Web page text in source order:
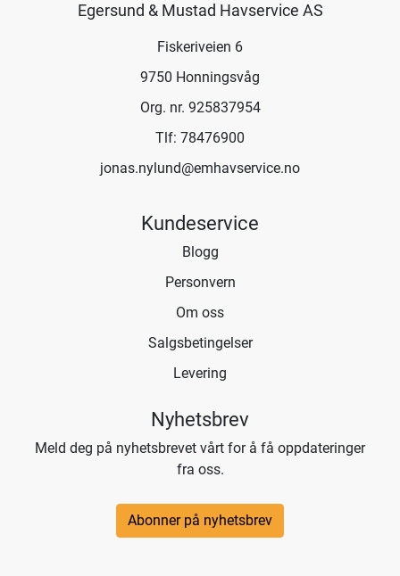
Egersund & Mustad Havservice AS
Fiskeriveien 6
9750 Honningsvåg
Org. nr. 925837954
Tlf: 78476900
jonas.nylund@emhavservice.no
Kundeservice
Blogg
Personvern
Om oss
Salgsbetingelser
Levering
Nyhetsbrev
Meld deg på nyhetsbrevet vårt for å få oppdateringer
fra oss.
Abonner på nyhetsbrev